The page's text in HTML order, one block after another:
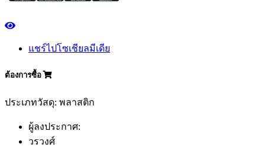
แชร์ไปโซเชียลมีเดีย
ต้องการซื้อ
ประเภทวัสดุ: พลาสติก
ผู้ลงประกาศ:
วรวงศ์